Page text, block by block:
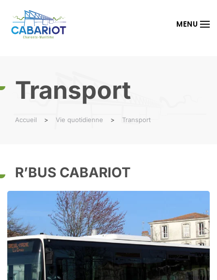
Passer au contenu principal MENU
Transport
Accueil Vie quotidienne Transport
R’BUS CABARIOT